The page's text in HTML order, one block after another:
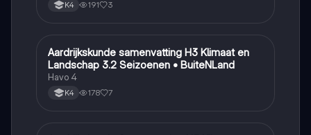
K4 191 3
Aardrijkskunde
Aardrijkskunde samenvatting H3 Klimaat en
Landschap 3.2 Seizoenen • BuiteNLand
Havo 4
K4 178 7